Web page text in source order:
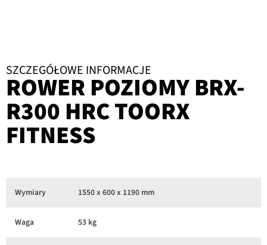
SZCZEGÓŁOWE INFORMACJE
ROWER POZIOMY BRX-
R300 HRC TOORX
FITNESS
Wymiary 1550 x 600 x 1190 mm
Waga 53 kg